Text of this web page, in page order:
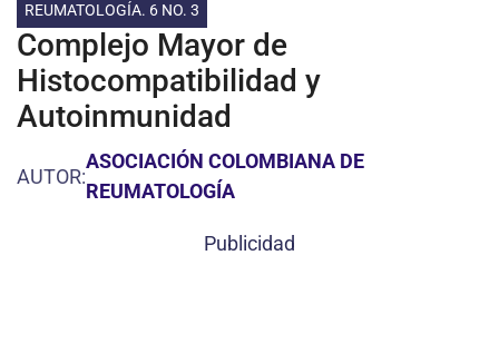
REUMATOLOGÍA. 6 NO. 3
Complejo Mayor de
Histocompatibilidad y
Autoinmunidad
AUTOR:
ASOCIACIÓN COLOMBIANA DE
REUMATOLOGÍA
Publicidad